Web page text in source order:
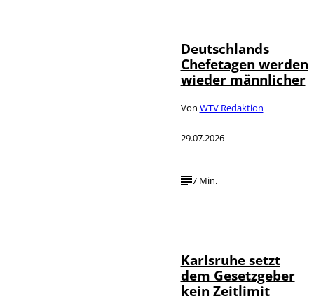
Deutschlands
Chefetagen werden
wieder männlicher
Von WTV Redaktion
29.07.2026
7 Min.
Karlsruhe setzt
dem Gesetzgeber
kein Zeitlimit